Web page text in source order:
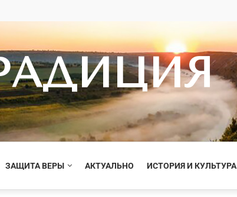
ЗАЩИТА ВЕРЫ АКТУАЛЬНО ИСТОРИЯ И КУЛЬТУРА